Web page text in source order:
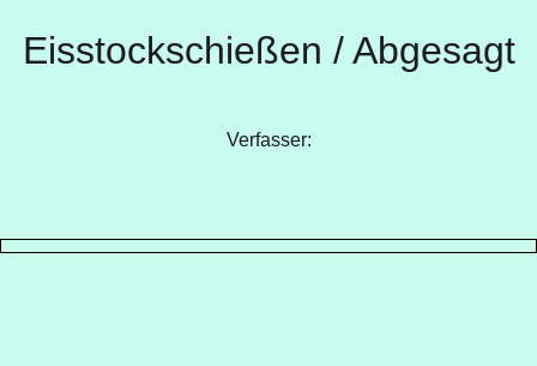
Eisstockschießen / Abgesagt
Verfasser: